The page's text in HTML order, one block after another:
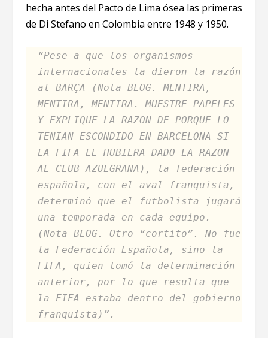
hecha antes del Pacto de Lima ósea las primeras
de Di Stefano en Colombia entre 1948 y 1950.
“Pese a que los organismos
internacionales la dieron la razón
al BARÇA (Nota BLOG. MENTIRA,
MENTIRA, MENTIRA. MUESTRE PAPELES
Y EXPLIQUE LA RAZON DE PORQUE LO
TENIAN ESCONDIDO EN BARCELONA SI
LA FIFA LE HUBIERA DADO LA RAZON
AL CLUB AZULGRANA), la federación
española, con el aval franquista,
determinó que el futbolista jugará
una temporada en cada equipo.
(Nota BLOG. Otro “cortito”. No fue
la Federación Española, sino la
FIFA, quien tomó la determinación
anterior, por lo que resulta que
la FIFA estaba dentro del gobierno
franquista)”.